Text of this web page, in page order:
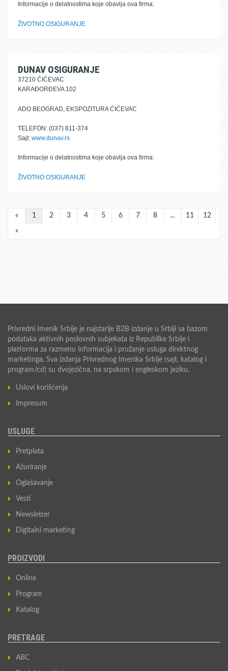
Informacije o delatnostima koje obavlja ova firma:
ŽIVOTNO OSIGURANJE
DUNAV OSIGURANJE
37210 ĆIĆEVAC
KARAĐORĐEVA 102
ADO BEOGRAD, EKSPOZITURA ĆIĆEVAC
TELEFON: (037) 811-374
Sajt: www.dunav.rs
Informacije o delatnostima koje obavlja ova firma:
ŽIVOTNO OSIGURANJE
« 1 2 3 4 5 6 7 8 ... 11 12
»
Privredni Imenik Srbije je najstarije B2B izdanje u Srbiji sa bazom
podataka aktivnih poslovnih subjekata iz Republike Srbije i
platforma za razmenu informacija i pružanje usluga direktnog
marketinga. Sva izdanja Privrednog Imenika Srbije (sajt, katalog i
program/cd) su dvojezična, na srpskom i engleskom jeziku.
Uslovi korišćenja
Impresum
USLUGE
Pretplata
Ažuriranje
Oglašavanje
Vesti
Newsletter
Digitalni marketing
PROIZVODI
Online
Program
Katalog
PRETRAGE
ABC